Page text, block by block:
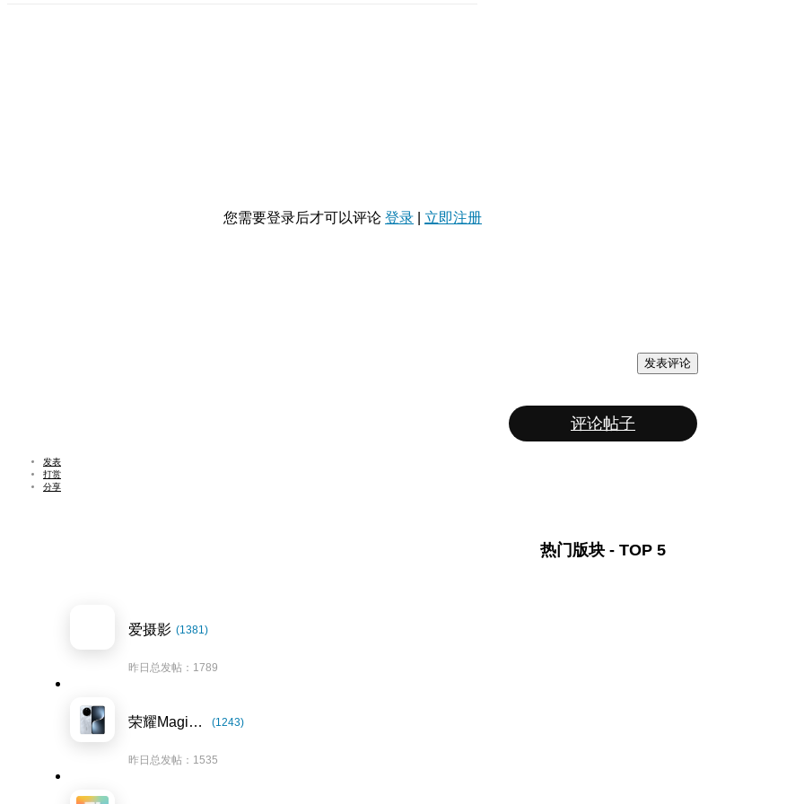
您需要登录后才可以评论 登录 立即注册
发表评论
评论帖子
发表
打赏
分享
热门版块 - TOP 5
爱摄影 (1381)
昨日总发帖：1789
荣耀Magic7系列 (1243)
昨日总发帖：1535